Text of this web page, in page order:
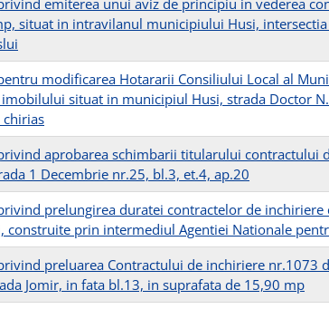
emiterea unui aviz de principiu in vederea
situat in intravilanul municipiului Husi,
modificarea Hotararii Consiliului Local al
situat in municipiul Husi, strada Doctor
chirias
aprobarea schimbarii titularului contractului
1 Decembrie nr.25, bl.3, et.4, ap.20
prelungirea duratei contractelor de
construite prin intermediul Agentiei Nationale
preluarea Contractului de inchiriere nr.1073
Jomir, in fata bl.13, in suprafata de 15,90 mp